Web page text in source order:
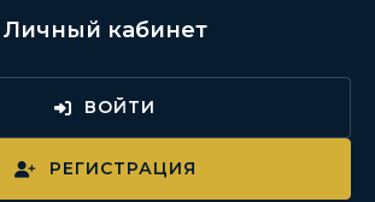
Личный кабинет
ВОЙТИ
РЕГИСТРАЦИЯ